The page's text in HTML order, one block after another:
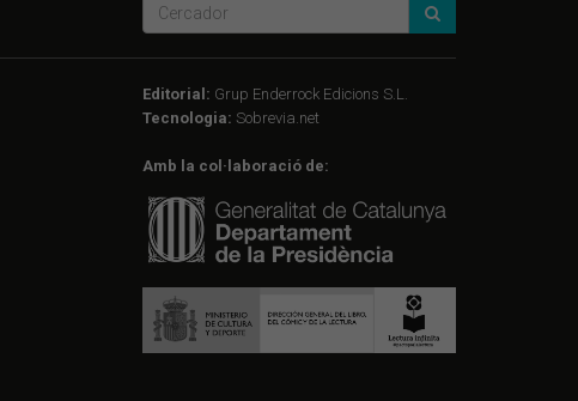
Editorial: Grup Enderrock Edicions S.L.
Tecnologia: Sobrevia.net
Amb la col·laboració de: